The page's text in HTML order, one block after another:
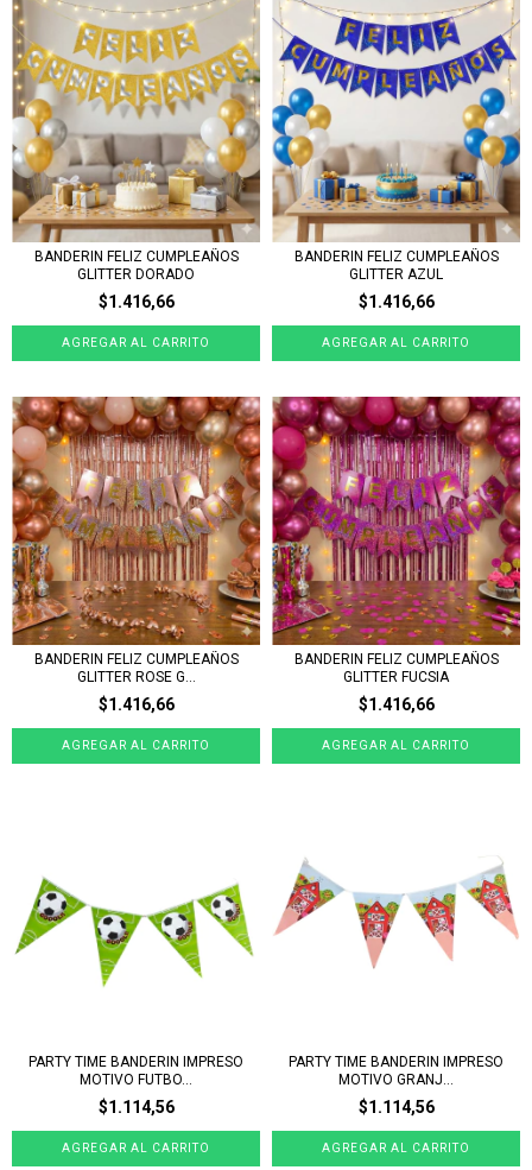
BANDERIN FELIZ CUMPLEAÑOS
GLITTER DORADO
$1.416,66
BANDERIN FELIZ CUMPLEAÑOS
GLITTER AZUL
$1.416,66
BANDERIN FELIZ CUMPLEAÑOS
GLITTER ROSE G...
$1.416,66
BANDERIN FELIZ CUMPLEAÑOS
GLITTER FUCSIA
$1.416,66
PARTY TIME BANDERIN IMPRESO
MOTIVO FUTBO...
$1.114,56
PARTY TIME BANDERIN IMPRESO
MOTIVO GRANJ...
$1.114,56